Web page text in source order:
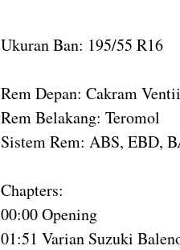
Ukuran Ban: 195/55 R16
Rem Depan: Cakram
Rem Belakang: Teromol
Sistem Rem: ABS, EBD,
Chapters:
00:00 Opening
01:51 Varian Suzuki